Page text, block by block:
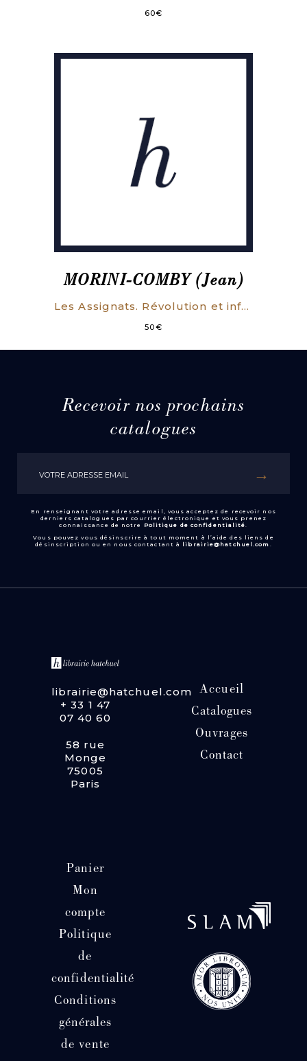
60€
MORINI-COMBY (Jean)
Les Assignats. Révolution et inflation.
50€
Recevoir nos prochains
catalogues
En renseignant votre adresse email, vous acceptez de recevoir nos
derniers catalogues par courrier électronique et vous prenez
connaissance de notre
Politique de confidentialité.
Vous pouvez vous désinscrire à tout moment à l’aide des liens de
désinscription ou en nous contactant à librairie@hatchuel.com .
librairie@hatchuel.com
+ 33 1 47
07 40 60
58 rue
Monge
75005
Paris
Accueil
Catalogues
Ouvrages
Contact
Panier
Mon
compte
Politique
de
confidentialité
Conditions
générales
de vente